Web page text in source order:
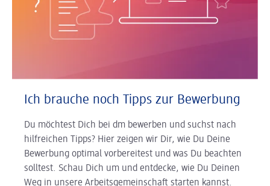
Ich brauche noch Tipps zur Bewerbung
Du möchtest Dich bei dm bewerben und suchst nach
hilfreichen Tipps? Hier zeigen wir Dir, wie Du Deine
Bewerbung optimal vorbereitest und was Du beachten
solltest. Schau Dich um und entdecke, wie Du Deinen
Weg in unsere Arbeitsgemeinschaft starten kannst.